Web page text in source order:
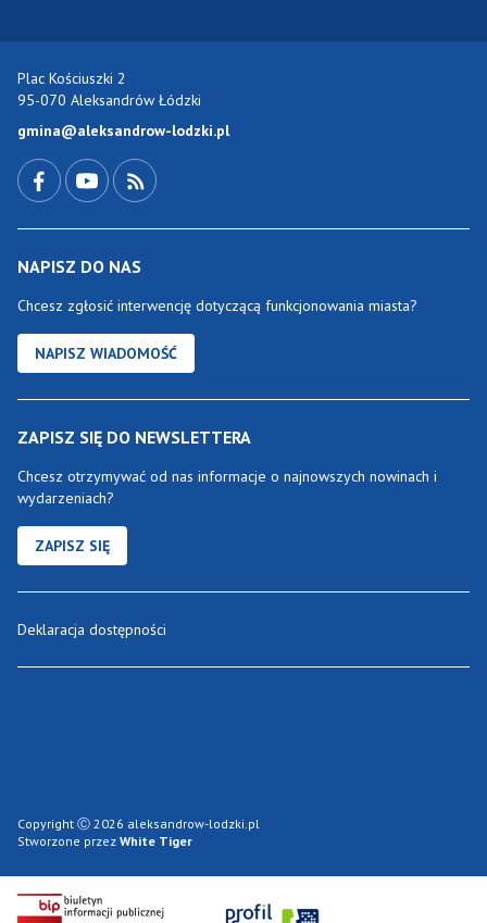
Plac Kościuszki 2
95-070 Aleksandrów Łódzki
gmina@aleksandrow-lodzki.pl
NAPISZ DO NAS
Chcesz zgłosić interwencję dotyczącą funkcjonowania miasta?
NAPISZ WIADOMOŚĆ
ZAPISZ SIĘ DO NEWSLETTERA
Chcesz otrzymywać od nas informacje o najnowszych nowinach i
wydarzeniach?
ZAPISZ SIĘ
Deklaracja dostępności
Copyright Ⓒ 2026 aleksandrow-lodzki.pl
Stworzone przez White Tiger